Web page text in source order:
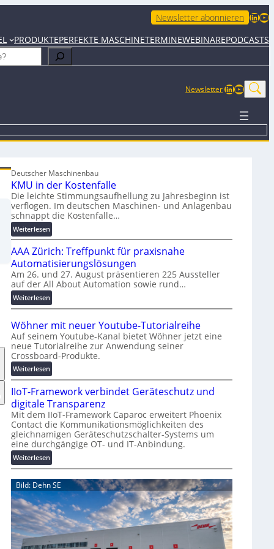
Newsletter abonnieren LinkedIn YouTube
PRODUKTEPERFEKTE MASCHINETERMINEWEBINAREPODCASTS
NewsletterLinkedIn
Deutscher Maschinenbau
KMU in der Kostenfalle
Die leichte Stimmungsaufhellung zu Jahresbeginn ist
verflogen. Im deutschen Maschinen- und Anlagenbau
schnappt die Kostenfalle…
Weiterlesen:
K
M
U
i
n
d
e
K
o
s
t
e
n
f
a
l
e
AAA Zürich: Treffpunkt für praxisnahe
Automatisierungslösungen
Am 26. und 27. August präsentieren 225 Aussteller
auf der All About Automation sowie rund…
Weiterlesen:
A
A
Z
ü
r
i
h
:
T
r
e
f
f
u
n
k
t
f
ü
Wöhner mit neuer Youtube-Tutorialreihe
Auf seinem Youtube-Kanal bietet Wöhner jetzt eine
neue Tutorialreihe zur Anwendung seiner
Crossboard-Produkte.
Weiterlesen:
W
ö
h
n
e
r
m
i
t
n
e
u
e
r
Y
o
IIoT-Framework verbindet Geräteschutz und
digitale Transparenz
Mit dem IIoT-Framework Caparoc erweitert Phoenix
Contact die Kommunikationsmöglichkeiten des
gleichnamigen Geräteschutzschalter-Systems um
eine durchgängige OT- und IT-Anbindung.
Weiterlesen:
I
I
o
T
-
F
r
a
Bild: Dehn SE